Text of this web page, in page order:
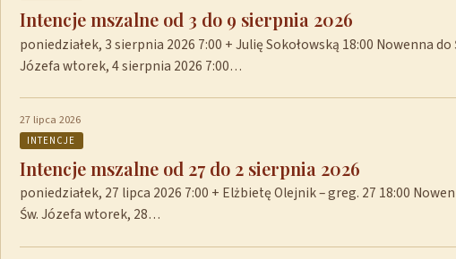
Intencje mszalne od 3 do 9 sierpnia 2026
poniedziałek, 3 sierpnia 2026 7:00 + Julię Sokołowską 18:00 Nowenna do
Józefa wtorek, 4 sierpnia 2026 7:00…
27 lipca 2026
INTENCJE
Intencje mszalne od 27 do 2 sierpnia 2026
poniedziałek, 27 lipca 2026 7:00 + Elżbietę Olejnik – greg. 27 18:00
Św. Józefa wtorek, 28…